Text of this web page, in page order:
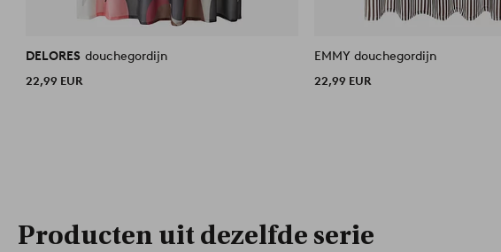
DELORES douchegordijn
22,99 EUR
EMMY douchegordijn
22,99 EUR
Producten uit dezelfde serie